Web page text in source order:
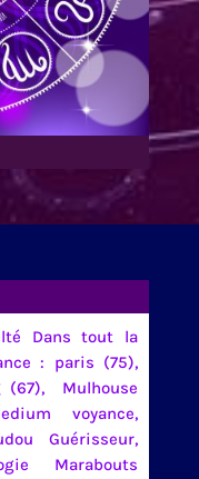
Dans tout la
: paris (75),
(67), Mulhouse
voyance,
Guérisseur,
Marabouts